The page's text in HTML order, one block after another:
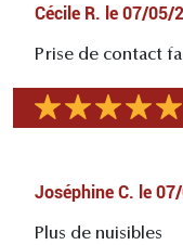
Cécile R. le 07/05/
Prise de contact
Joséphine C. le
Plus de nuisibles